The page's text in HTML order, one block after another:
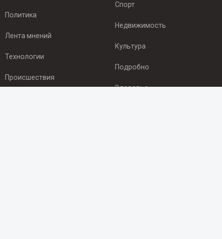
Политика
Лента мнений
Технологии
Происшествия
Спорт
Недвижимость
Культура
Подробно
Здоровье